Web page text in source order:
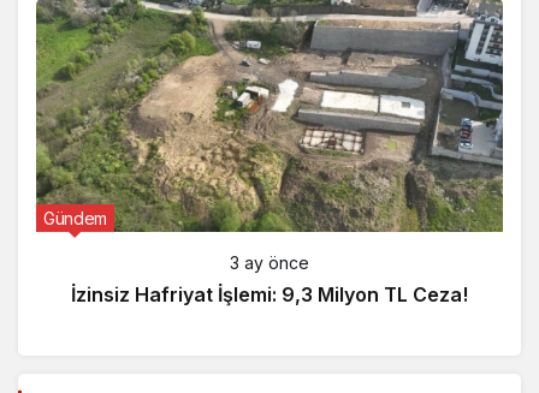
Gündem
3 ay önce
İzinsiz Hafriyat İşlemi: 9,3 Milyon TL Ceza!